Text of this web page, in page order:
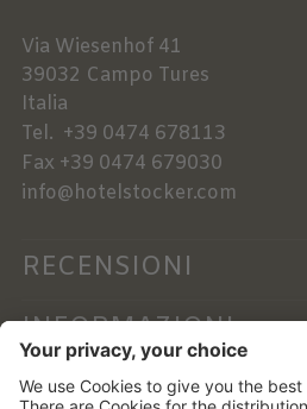
Via Wiesenhof 41
39032 Campo Tures
Italia
Tel. +39 0474 678113
Fax +39 0474 679030
info@hotelstocker.com
RECENSIONI
INFORMAZIONI
NEWSLETTER